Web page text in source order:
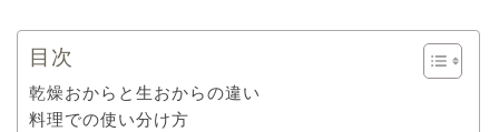
目次
乾燥おからと生おからの違い
料理での使い分け方